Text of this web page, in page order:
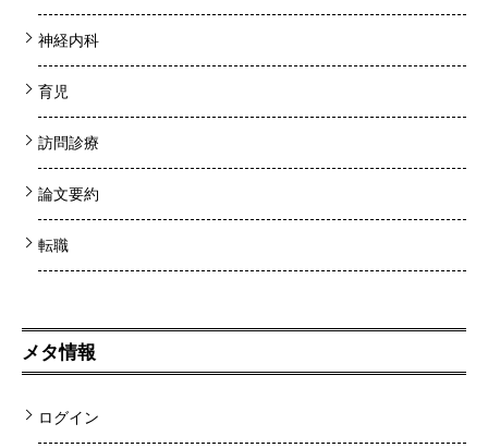
神経内科
育児
訪問診療
論文要約
転職
メタ情報
ログイン